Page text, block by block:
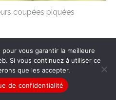
coupées piquées
Conditions générales de vente
|
confidentialité
vous garantir la meilleure
Si vous continuez à utiliser ce
que les accepter.
de confidentialité